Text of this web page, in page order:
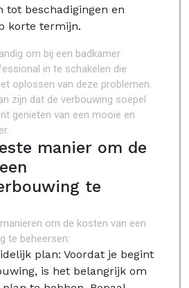
tot beschadigingen en
korte termijn.
om bij een badkamer
in te schakelen die
oplossen van deze problemen.
zijn dat de verbouwing soepel
genieten van een mooie en
manier om de
te
om de kosten van een
te beheersen:
plan: Voordat je begint
is het belangrijk om